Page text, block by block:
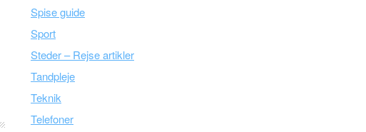
Spise guide
Sport
Steder – Rejse artikler
Tandpleje
Teknik
Telefoner